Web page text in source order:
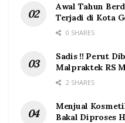
Awal Tahun
Terjadi di Kota
0 SHARES
Sadis !! Perut
Malpraktek RS
2 SHARES
Menjual
Bakal Diproses